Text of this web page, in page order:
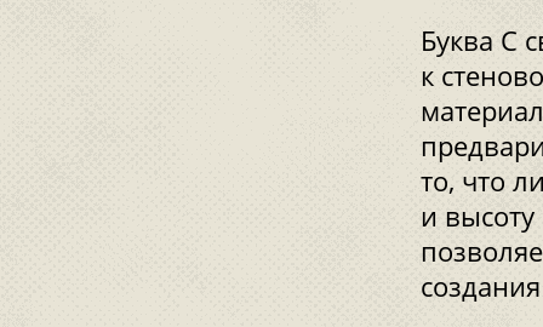
Буква С
к
то, что
и